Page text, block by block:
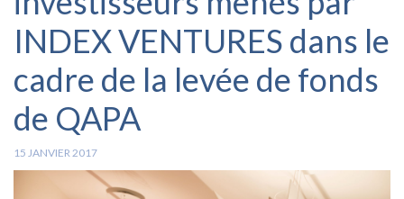
INDEX VENTURES dans le
cadre de la levée de fonds
de QAPA
15 JANVIER 2017